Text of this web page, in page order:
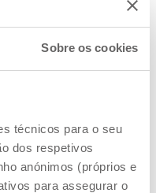
Sobre os cookies
técnicos para o seu
dos respetivos
anónimos (próprios e
para assegurar o
de Sol